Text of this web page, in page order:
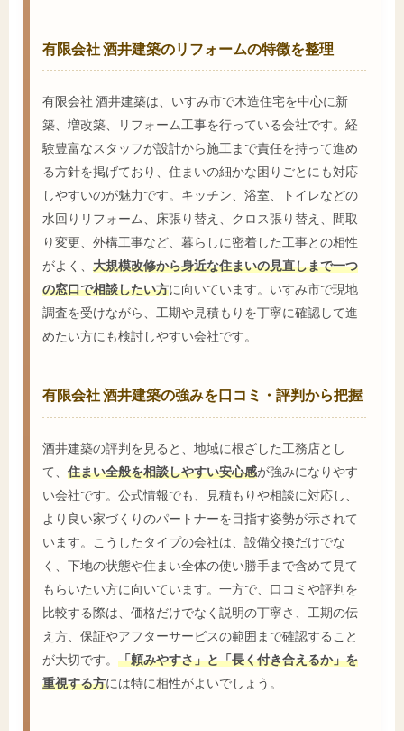
有限会社 酒井建築のリフォームの特徴を整理
有限会社 酒井建築は、いすみ市で木造住宅を中心に新
築、増改築、リフォーム工事を行っている会社です。経
験豊富なスタッフが設計から施工まで責任を持って進め
る方針を掲げており、住まいの細かな困りごとにも対応
しやすいのが魅力です。キッチン、浴室、トイレなどの
水回りリフォーム、床張り替え、クロス張り替え、間取
り変更、外構工事など、暮らしに密着した工事との相性
がよく、 大規模改修から身近な住まいの見直しまで一つ
の窓口で相談したい方に向いています。いすみ市で現地
調査を受けながら、工期や見積もりを丁寧に確認して進
めたい方にも検討しやすい会社です。
有限会社 酒井建築の強みを口コミ・評判から把握
酒井建築の評判を見ると、地域に根ざした工務店とし
て、 住まい全般を相談しやすい安心感が強みになりやす
い会社です。公式情報でも、見積もりや相談に対応し、
より良い家づくりのパートナーを目指す姿勢が示されて
います。こうしたタイプの会社は、設備交換だけでな
く、下地の状態や住まい全体の使い勝手まで含めて見て
もらいたい方に向いています。一方で、口コミや評判を
比較する際は、価格だけでなく説明の丁寧さ、工期の伝
え方、保証やアフターサービスの範囲まで確認すること
が大切です。 「頼みやすさ」と「長く付き合えるか」を
重視する方には特に相性がよいでしょう。